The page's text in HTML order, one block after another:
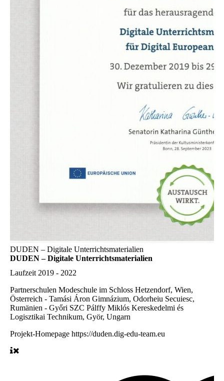
DUDEN – Digitale Unterrichtsmaterialien
DUDEN – Digitale Unterrichtsmaterialien
Laufzeit 2019 - 2022
Partnerschulen Modeschule im Schloss Hetzendorf, Wien,
Österreich - Tamási Áron Gimnázium, Odorheiu Secuiesc,
Rumänien - Győri SZC Pálffy Miklós Kereskedelmi és
Logisztikai Technikum, Györ, Ungarn
Projekt-Homepage https://duden.dig-edu-team.eu